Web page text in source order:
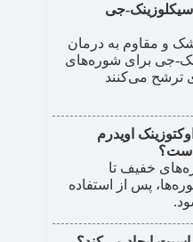
جی
و مقاوم به درمان
جی برای شوره‌های
ترشح می‌کنند
اویدرم
است؟
خفیف تا
پس از استفاده